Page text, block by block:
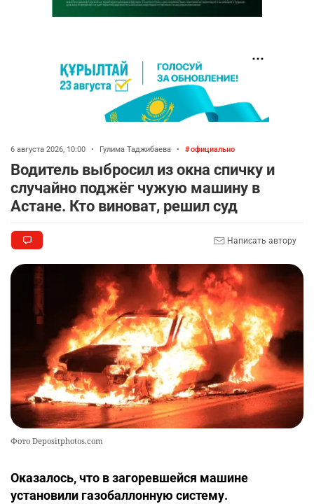
6 августа 2026, 10:00 • Гулима Таджибаева • официально
Водитель выбросил из окна спичку и
случайно поджёг чужую машину в
Астане. Кто виноват, решил суд
Написать автору
Фото Depositphotos.com
Оказалось, что в загоревшейся машине
установили газобаллонную систему.